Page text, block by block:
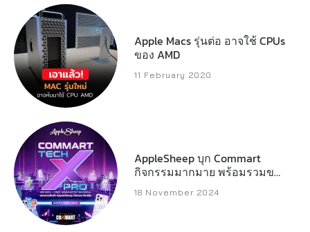
Apple Macs รุ่นต่อ อาจใช้ CPUs
ของ AMD
11 February 2020
AppleSheep บุก Commart
กิจกรรมมากมาย พร้อมรวมของ
แจกหลักหมื่น
18 November 2024